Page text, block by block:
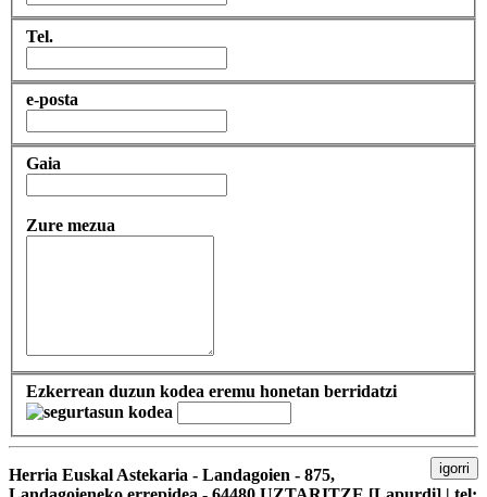
Tel.
e-posta
Gaia
Zure mezua
Ezkerrean duzun kodea eremu honetan berridatzi
igorri
Herria Euskal Astekaria - Landagoien - 875,